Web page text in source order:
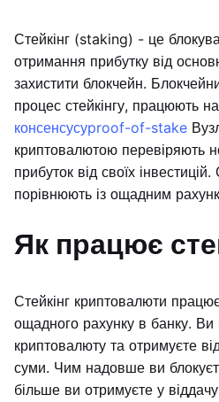
Стейкінг (staking) - це
отримання прибутку від
захистити блокчейн.
процес стейкінгу, працюють
консенсусуproof-of-stake
криптовалютою перевіряють
прибуток від своїх інвестицій.
порівнюють із ощадним
Як працює
Стейкінг криптовалюти
ощадного рахунку в банку. Ви
криптовалюту та отримуєте
суми. Чим надовше ви
більше ви отримуєте у